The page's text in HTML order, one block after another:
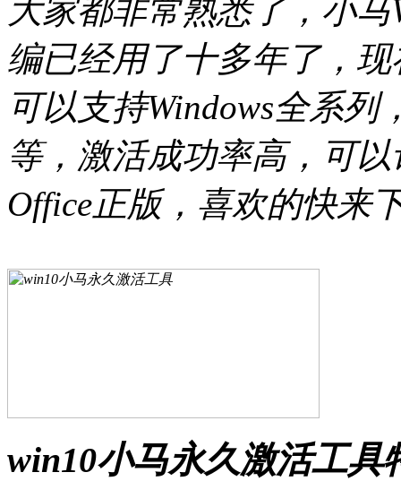
大家都非常熟悉了，小
编已经用了十多年了，
可以支持Windows全系列
等，激活成功率高，可
Office正版，喜欢的快来
win10小马永久激活工具